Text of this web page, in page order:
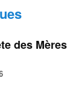
des